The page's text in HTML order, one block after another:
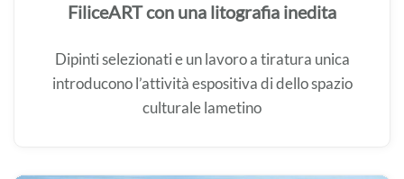
FiliceART con una litografia inedita
Dipinti selezionati e un lavoro a tiratura unica
introducono l’attività espositiva di dello spazio
culturale lametino